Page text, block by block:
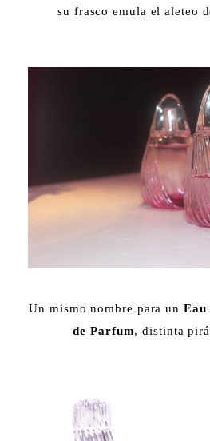
su frasco emula el aleteo
Un mismo nombre para un Eau
de Parfum, distinta